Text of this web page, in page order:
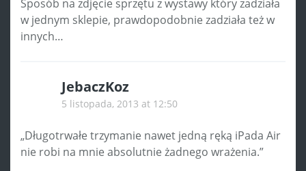
Sposób na zdjęcie sprzętu z wystawy który zadziała
w jednym sklepie, prawdopodobnie zadziała też w
innych…
JebaczKoz
5 listopada, 2013 at 12:50
„Długotrwałe trzymanie nawet jedną ręką iPada Air
nie robi na mnie absolutnie żadnego wrażenia.”